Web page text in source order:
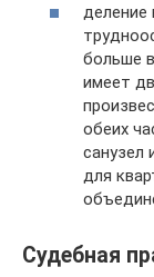
деление
больше
имеет
обеих
санузел
для
Судебная